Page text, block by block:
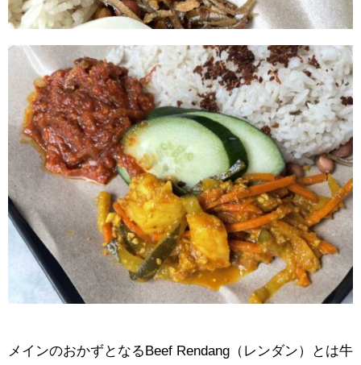
メインのおかずとなるBeef Rendang（レンダン）とは牛